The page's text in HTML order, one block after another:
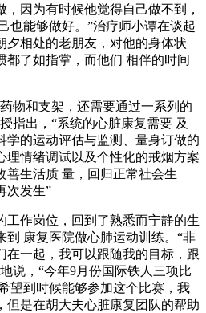
因为有时候他觉得自己做不到，
也能够做好。”治疗师小谭在谈起
夕相处的老朋友，对他的身体状
都了如指掌，而他们 相伴的时间
物和支架，还需要通过一系列的
指出，“系统的心脏康复需要 及
学的运动评估与监测、量身订做的
理情绪调试以及个性化的戒烟方案
善生活质 量，回归正常社会生
次发生”
工作岗位，回到了熟悉而宁静的生
到 康复医院做心肺运动训练。“非
在一起，我可以跟随我的目标，跟
说，“今年9月份国际铁人三项比
望到时候能够参加这个比赛，我
但是在胡大夫心脏康复团队的帮助